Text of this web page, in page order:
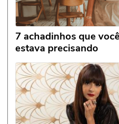
7 achadinhos que
estava precisando